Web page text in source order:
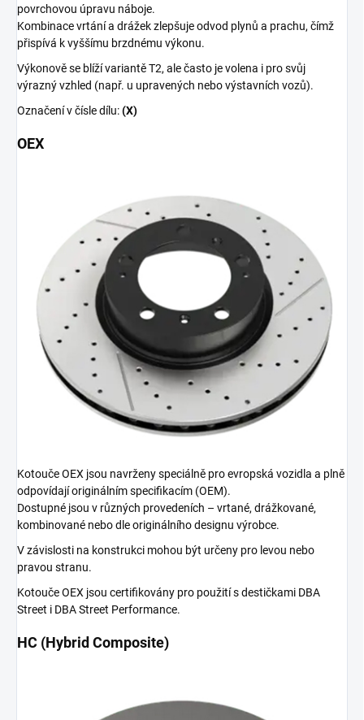
povrchovou úpravu náboje.
Kombinace vrtání a drážek zlepšuje odvod plynů a prachu, čímž
přispívá k vyššímu brzdnému výkonu.
Výkonově se blíží variantě T2, ale často je volena i pro svůj
výrazný vzhled (např. u upravených nebo výstavních vozů).
Označení v čísle dílu:(X)
OEX
Kotouče OEX jsou navrženy speciálně pro evropská vozidla a plně
odpovídají originálním specifikacím (OEM).
Dostupné jsou v různých provedeních – vrtané, drážkované,
kombinované nebo dle originálního designu výrobce.
V závislosti na konstrukci mohou být určeny pro levou nebo
pravou stranu.
Kotouče OEX jsou certifikovány pro použití s destičkami DBA
Street i DBA Street Performance.
HC (Hybrid Composite)